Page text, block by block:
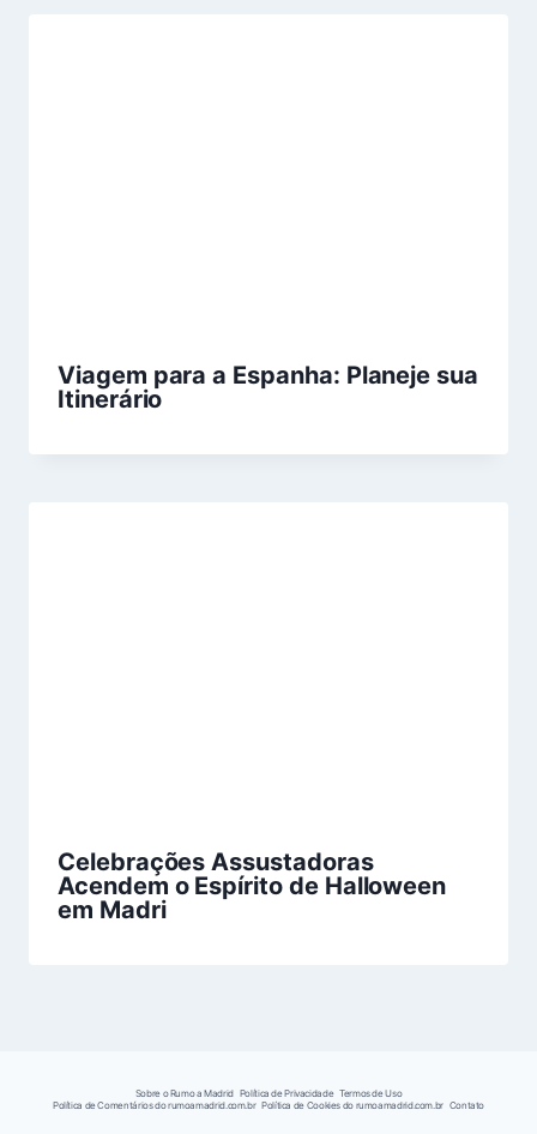
Viagem para a Espanha: Planeje sua
Itinerário
Celebrações Assustadoras
Acendem o Espírito de Halloween
em Madri
Sobre o Rumo a Madrid Política de Privacidade Termos de Uso
Política de Comentários do rumoamadrid.com.br Política de Cookies do rumoamadrid.com.br Contato